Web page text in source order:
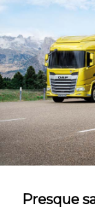
Presque